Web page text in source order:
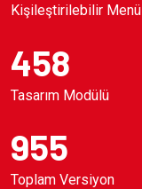
Kişileştirilebilir Menü
458
Tasarım Modülü
955
Toplam Versiyon